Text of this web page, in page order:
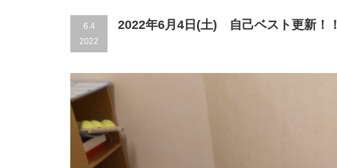
6.4
2022
2022年6月4日(土) 自己ベスト更新！！